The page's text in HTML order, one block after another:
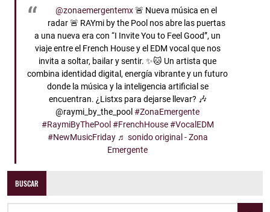
@zonaemergentemx🚨 Nueva música en el
radar 🚨 RAYmi by the Pool nos abre las puertas
a una nueva era con “I Invite You to Feel Good”, un
viaje entre el French House y el EDM vocal que nos
invita a soltar, bailar y sentir. ✨🐱 Un artista que
combina identidad digital, energía vibrante y un futuro
donde la música y la inteligencia artificial se
encuentran. ¿Listxs para dejarse llevar? 🎶
@raymi_by_the_pool#ZonaEmergente
#RaymiByThePool #FrenchHouse #VocalEDM
#NewMusicFriday ♬ sonido original - Zona
Emergente
BUSCAR